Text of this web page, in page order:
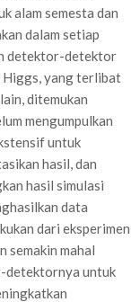
alam semesta dan
dalam setiap
detektor-detektor
Higgs, yang terlibat
ditemukan
mengumpulkan
untuk
hasil, dan
hasil simulasi
data
dari eksperimen
semakin mahal
detektornya untuk